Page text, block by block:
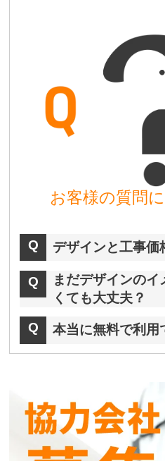
お客様の質問
デザインと工事価
まだデザインの
くても大丈夫？
本当に無料で利用